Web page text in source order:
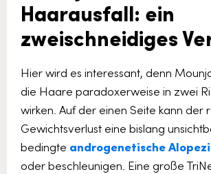
Haarausfall: ein
zweischneidiges
Hier wird es interessant, denn
die Haare paradoxerweise in zwei
wirken. Auf der einen Seite kann der
Gewichtsverlust eine bislang
bedingte androgenetische
oder beschleunigen. Eine große